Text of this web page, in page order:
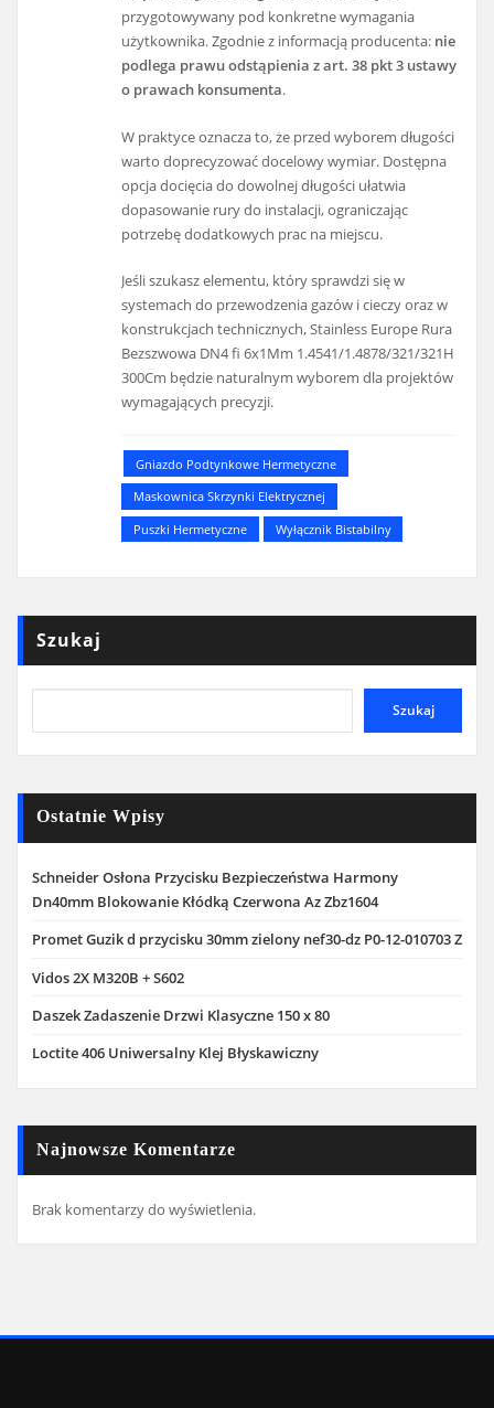
przygotowywany pod konkretne wymagania
użytkownika. Zgodnie z informacją producenta: nie
podlega prawu odstąpienia z art. 38 pkt 3 ustawy
o prawach konsumenta.
W praktyce oznacza to, że przed wyborem długości
warto doprecyzować docelowy wymiar. Dostępna
opcja docięcia do dowolnej długości ułatwia
dopasowanie rury do instalacji, ograniczając
potrzebę dodatkowych prac na miejscu.
Jeśli szukasz elementu, który sprawdzi się w
systemach do przewodzenia gazów i cieczy oraz w
konstrukcjach technicznych, Stainless Europe Rura
Bezszwowa DN4 fi 6x1Mm 1.4541/1.4878/321/321H
300Cm będzie naturalnym wyborem dla projektów
wymagających precyzji.
Gniazdo Podtynkowe Hermetyczne
Maskownica Skrzynki Elektrycznej
Puszki Hermetyczne
Wyłącznik Bistabilny
Szukaj
Szukaj
Ostatnie Wpisy
Schneider Osłona Przycisku Bezpieczeństwa Harmony
Dn40mm Blokowanie Kłódką Czerwona Az Zbz1604
Promet Guzik d przycisku 30mm zielony nef30-dz P0-12-010703 Z
Vidos 2X M320B + S602
Daszek Zadaszenie Drzwi Klasyczne 150 x 80
Loctite 406 Uniwersalny Klej Błyskawiczny
Najnowsze Komentarze
Brak komentarzy do wyświetlenia.